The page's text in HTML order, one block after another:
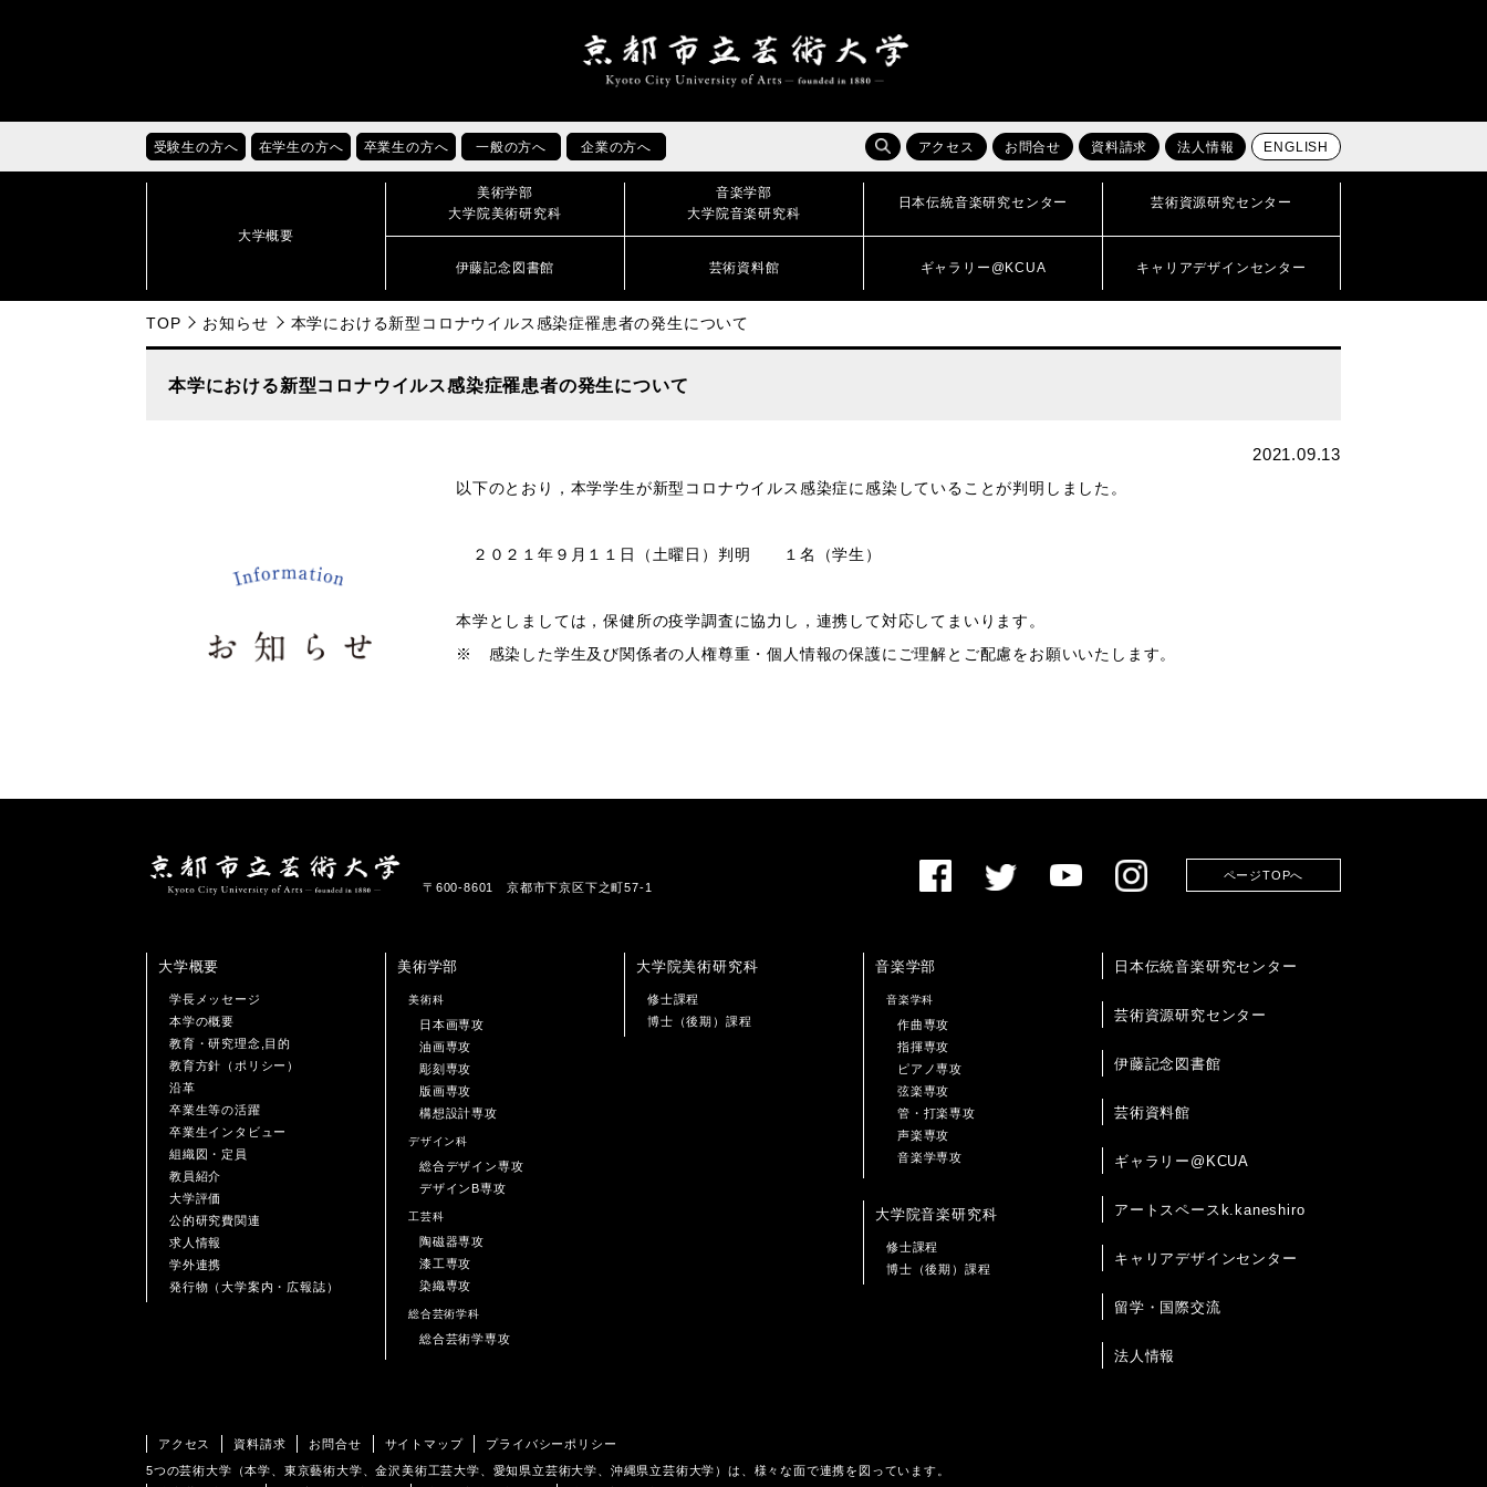
受験生の方へ 在学生の方へ 卒業生の方へ 一般の方へ 企業の方へ アクセス お問合せ 資料請求 法人情報 ENGLISH
大学概要
美術学部
大学院美術研究科
音楽学部
大学院音楽研究科
日本伝統音楽研究センター 芸術資源研究センター
伊藤記念図書館 芸術資料館 ギャラリー@KCUA キャリアデザインセンター
TOP お知らせ 本学における新型コロナウイルス感染症罹患者の発生について
本学における新型コロナウイルス感染症罹患者の発生について
2021.09.13
以下のとおり，本学学生が新型コロナウイルス感染症に感染していることが判明しました。
２０２１年９月１１日（土曜日）判明 １名（学生）
本学としましては，保健所の疫学調査に協力し，連携して対応してまいります。
※ 感染した学生及び関係者の人権尊重・個人情報の保護にご理解とご配慮をお願いいたします。
〒600-8601 京都市下京区下之町57-1
ページTOPへ
大学概要
学長メッセージ
本学の概要
教育・研究理念,目的
教育方針（ポリシー）
沿革
卒業生等の活躍
卒業生インタビュー
組織図・定員
教員紹介
大学評価
公的研究費関連
求人情報
学外連携
発行物（大学案内・広報誌）
美術学部
美術科
日本画専攻
油画専攻
彫刻専攻
版画専攻
構想設計専攻
デザイン科
総合デザイン専攻
デザインB専攻
工芸科
陶磁器専攻
漆工専攻
染織専攻
総合芸術学科
総合芸術学専攻
大学院美術研究科
修士課程
博士（後期）課程
音楽学部
音楽学科
作曲専攻
指揮専攻
ピアノ専攻
弦楽専攻
管・打楽専攻
声楽専攻
音楽学専攻
大学院音楽研究科
修士課程
博士（後期）課程
日本伝統音楽研究センター
芸術資源研究センター
伊藤記念図書館
芸術資料館
ギャラリー@KCUA
アートスペースk.kaneshiro
キャリアデザインセンター
留学・国際交流
法人情報
アクセス 資料請求 お問合せ サイトマップ
プライバシーポリシー
5つの芸術大学（本学、東京藝術大学、金沢美術工芸大学、愛知県立芸術大学、沖縄県立芸術大学）は、様々な面で連携を図っています。